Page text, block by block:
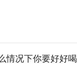
情况下你要好好喝